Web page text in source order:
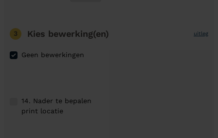
3 Kies bewerking(en) uitleg
Geen bewerkingen
14. Nader te bepalen
print locatie